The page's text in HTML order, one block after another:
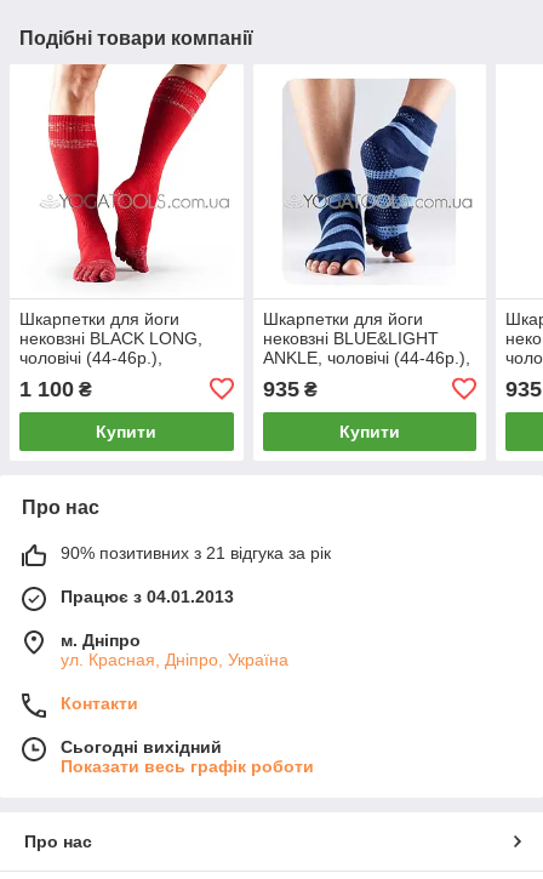
Подібні товари компанії
Шкарпетки для йоги
нековзні BLACK LONG,
чоловічі (44-46р.),
1 100 ₴
Купити
Шкарпетки для йоги
нековзні BLUE&LIGHT
ANKLE, чоловічі (44-46р.),
935₴
Купити
935
Про нас
90% позитивних з 21 відгука за рік
Працює з 04.01.2013
м. Дніпро
ул. Красная, Дніпро, Україна
Контакти
Сьогодні вихідний
Показати весь графік роботи
Про нас